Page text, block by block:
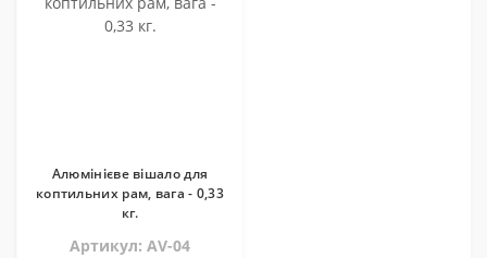
Алюмінієве вішало для
коптильних рам, вага - 0,33
кг.
Артикул: AV-04